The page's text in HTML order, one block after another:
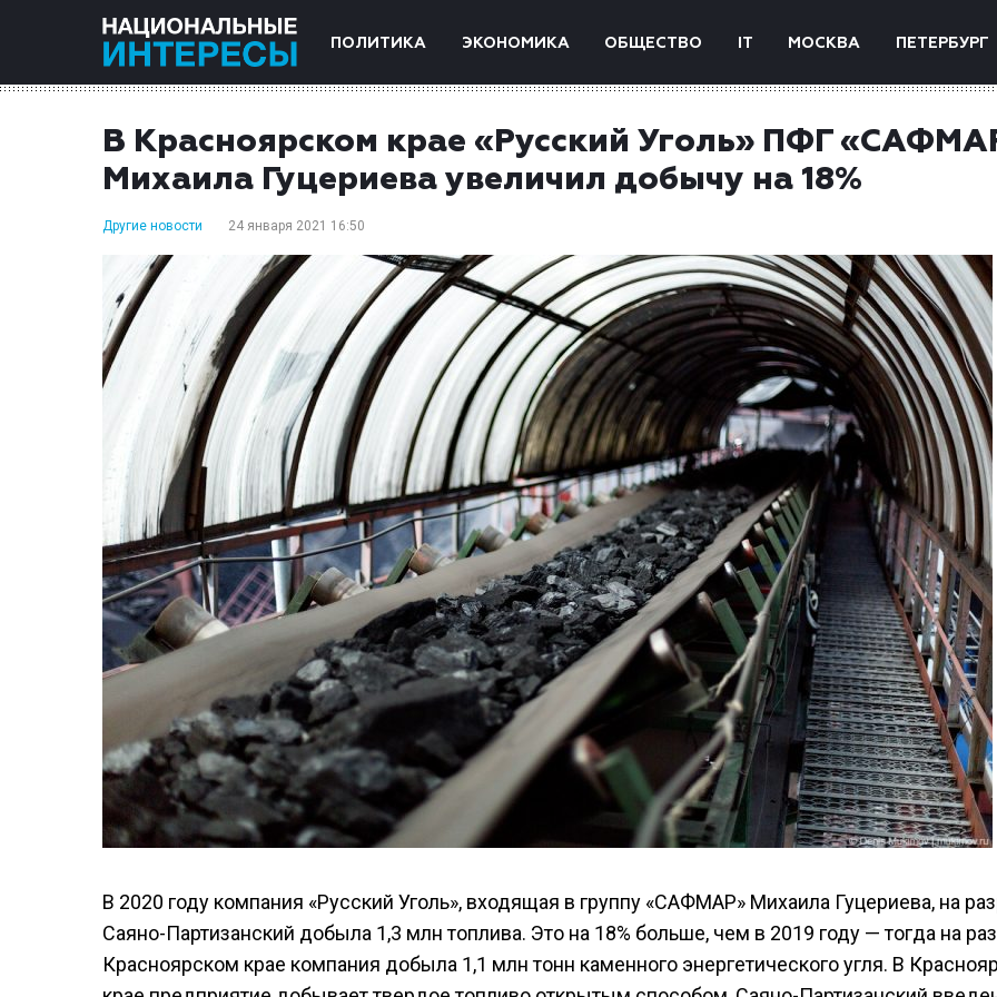
ПОЛИТИКА ЭКОНОМИКА ОБЩЕСТВО IT МОСКВА ПЕТЕРБУРГ
В Красноярском крае «Русский Уголь» ПФГ
Михаила Гуцериева увеличил добычу на 18%
Другие новости 24 января 2021 16:50
В 2020 году компания «Русский Уголь», входящая в группу «САФМАР» Михаила Гуцериева, на
Саяно-Партизанский добыла 1,3 млн топлива. Это на 18% больше, чем в 2019 году — тогда на
Красноярском крае компания добыла 1,1 млн тонн каменного энергетического угля. В